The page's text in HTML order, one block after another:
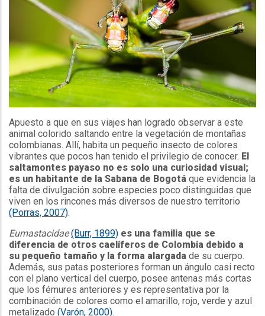
Apuesto a que en sus viajes han logrado observar a este
animal colorido saltando entre la vegetación de montañas
colombianas. Allí, habita un pequeño insecto de colores
vibrantes que pocos han tenido el privilegio de conocer. El
saltamontes payaso no es solo una curiosidad visual;
es un habitante de la Sabana de Bogotá que evidencia la
falta de divulgación sobre especies poco distinguidas que
viven en los rincones más diversos de nuestro territorio
(Porras, 2007).
Eumastacidae (Burr, 1899) es una familia que se
diferencia de otros caelíferos de Colombia debido a
su pequeño tamaño y la forma alargada de su cuerpo.
Además, sus patas posteriores forman un ángulo casi recto
con el plano vertical del cuerpo, posee antenas más cortas
que los fémures anteriores y es representativa por la
combinación de colores como el amarillo, rojo, verde y azul
metalizado (Varón, 2000).